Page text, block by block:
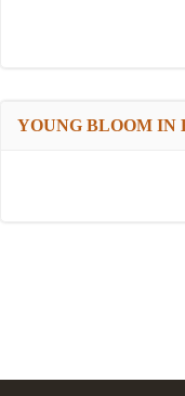
YOUNG BLOOM IN